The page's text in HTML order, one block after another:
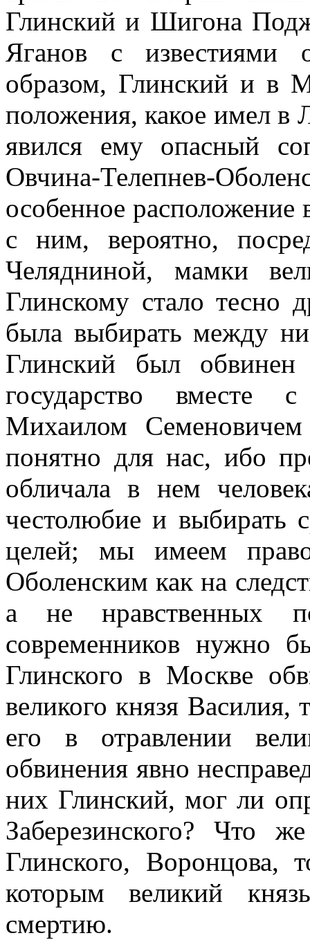
Глинский и Шигона
Яганов с известиями
образом, Глинский и в
положения, какое имел в
явился ему опасный
Овчина-Телепнев-
особенное расположение
с ним, вероятно,
Челядниной, мамки
Глинскому стало тесно
была выбирать между
Глинский был
государство вместе
Михаилом
понятно для нас, ибо
обличала в нем
честолюбие и выбирать
целей; мы имеем
Оболенским как на
а не нравственных
современников нужно
Глинского в Москве
великого князя Василия,
его в отравлении
обвинения явно
них Глинский, мог ли
Заберезинского? Что
Глинского, Воронцова,
которым великий
смертию.